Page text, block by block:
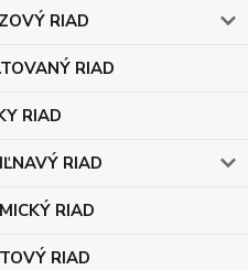
RIAD
RIAD
RIAD
RIAD
RIAD
RIAD